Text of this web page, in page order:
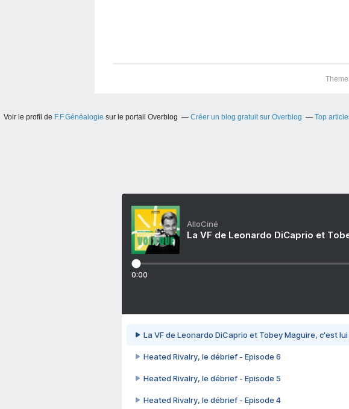
Voir le profil de F.F.Généalogie sur le portail Overblog Créer un blog gratuit sur Overblog Top
AlloCiné
La VF de Leonardo DiCaprio et
0:00
La VF de Leonardo DiCaprio et Tobey Maguire, c'est
Heated Rivalry, le débrief - Episode 6
Heated Rivalry, le débrief - Episode 5
Heated Rivalry, le débrief - Episode 4